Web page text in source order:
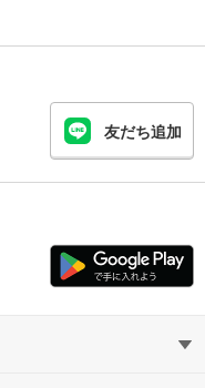
友だち追加